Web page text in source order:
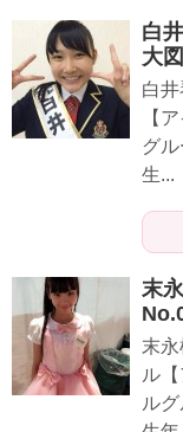
白
大
白
【
グ
生...
末
末
ル
ル